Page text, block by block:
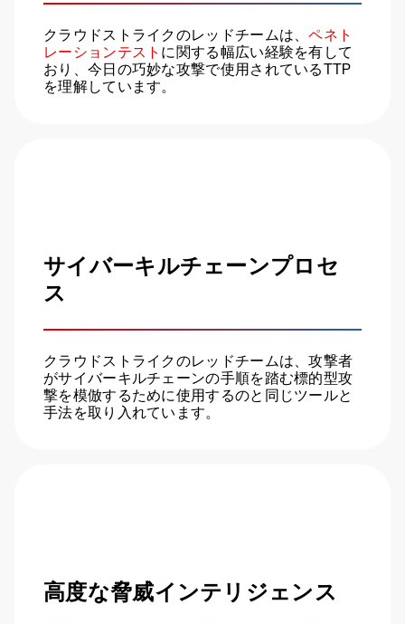
クラウドストライクのレッドチームは、ペネト
レーションテスト に関する幅広い経験を有して
おり、今日の巧妙な攻撃で使用されているTTP
を理解しています。
サイバーキルチェーンプロセ
ス
クラウドストライクのレッドチームは、攻撃者
がサイバーキルチェーンの手順を踏む標的型攻
撃を模倣するために使用するのと同じツールと
手法を取り入れています。
高度な脅威インテリジェンス